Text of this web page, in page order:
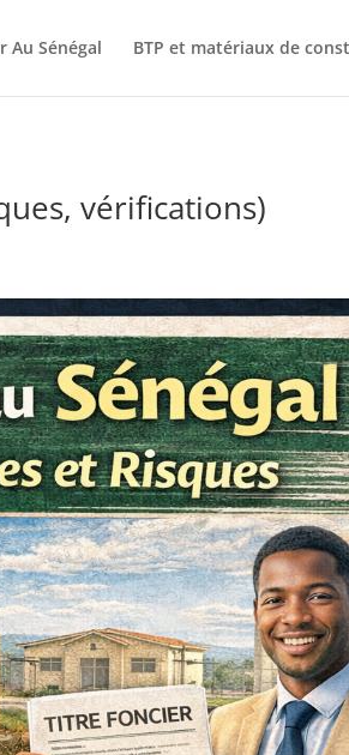
Au Sénégal BTP et matériaux de
vérifications)